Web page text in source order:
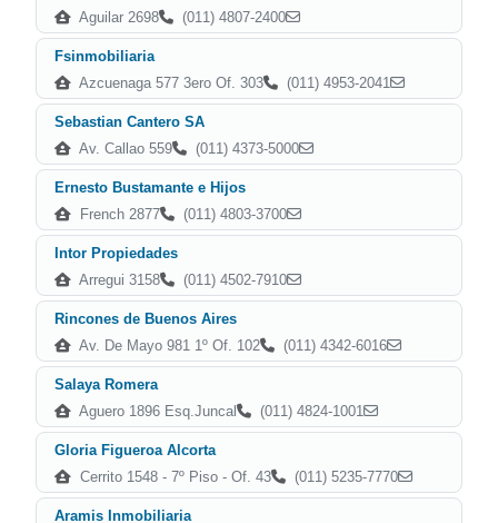
Aguilar 2698
(011) 4807-2400
Fsinmobiliaria
Azcuenaga 577 3ero Of. 303
(011) 4953-2041
Sebastian Cantero SA
Av. Callao 559
(011) 4373-5000
Ernesto Bustamante e Hijos
French 2877
(011) 4803-3700
Intor Propiedades
Arregui 3158
(011) 4502-7910
Rincones de Buenos Aires
Av. De Mayo 981 1º Of. 102
(011) 4342-6016
Salaya Romera
Aguero 1896 Esq.Juncal
(011) 4824-1001
Gloria Figueroa Alcorta
Cerrito 1548 - 7º Piso - Of. 43
(011) 5235-7770
Aramis Inmobiliaria